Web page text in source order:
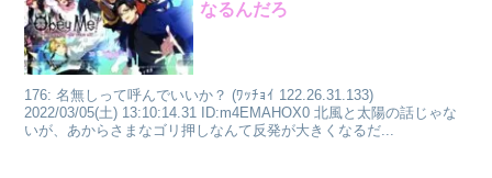
なるんだろ
176: 名無しって呼んでいいか？ (ﾜｯﾁｮｲ 122.26.31.133)
2022/03/05(土) 13:10:14.31 ID:m4EMAHOX0 北風と太陽の話じゃな
いが、あからさまなゴリ押しなんて反発が大きくなるだ...